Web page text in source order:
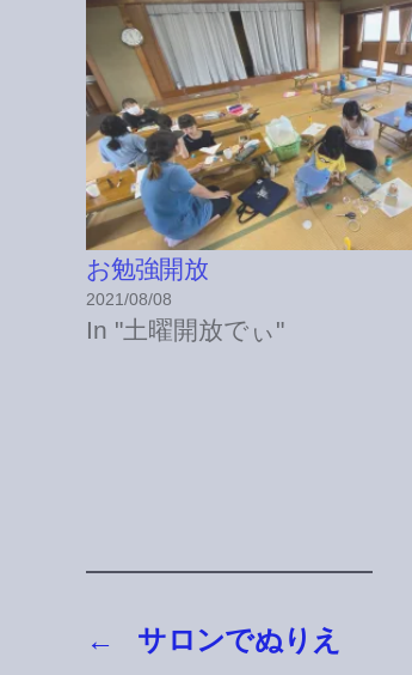
お勉強開放
2021/08/08
In "土曜開放でぃ"
← サロンでぬりえ